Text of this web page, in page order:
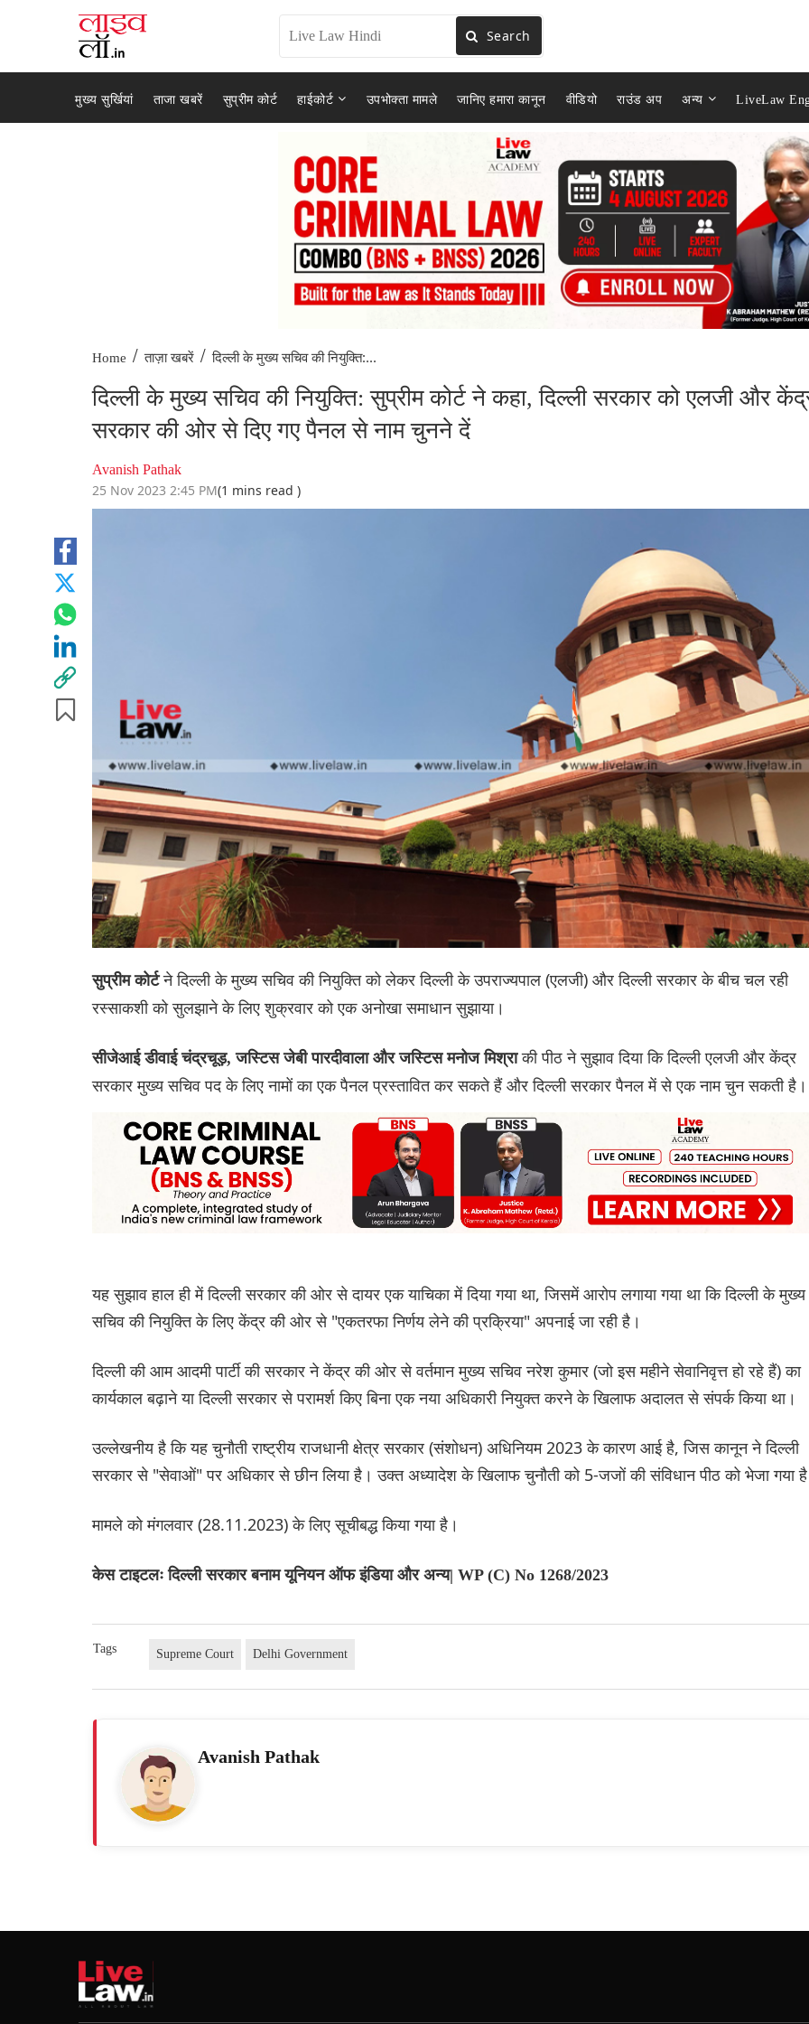
Search
मुख्य सुर्खियां ताजा खबरें सुप्रीम कोर्ट हाईकोर्ट उपभोक्ता मामले जानिए हमारा कानून वीडियो राउंड अप अन्य LiveLaw
Home / ताज़ा खबरें / दिल्ली के मुख्य सचिव की नियुक्ति:...
दिल्ली के मुख्य सचिव की नियुक्ति: सुप्रीम कोर्ट ने कहा, दिल्ली सरकार को एलजी और
सरकार की ओर से दिए गए पैनल से नाम चुनने दें
Avanish Pathak
25 Nov 2023 2:45 PM(1 mins read )
सुप्रीम कोर्टने दिल्ली के मुख्य सचिव की नियुक्ति को लेकर दिल्ली के उपराज्यपाल (एलजी) और दिल्ली सरकार के बीच चल रही
रस्साकशी को सुलझाने के लिए शुक्रवार को एक अनोखा समाधान सुझाया।
सीजेआई डीवाई चंद्रचूड़, जस्टिस जेबी पारदीवाला और जस्टिस मनोज मिश्राकी पीठ ने सुझाव दिया कि दिल्ली एलजी और केंद्र
सरकार मुख्य सचिव पद के लिए नामों का एक पैनल प्रस्तावित कर सकते हैं और दिल्ली सरकार पैनल में से एक नाम चुन सकती है।
यह सुझाव हाल ही में दिल्ली सरकार की ओर से दायर एक याचिका में दिया गया था, जिसमें आरोप लगाया गया था कि दिल्ली के मुख्य
सचिव की नियुक्ति के लिए केंद्र की ओर से "एकतरफा निर्णय लेने की प्रक्रिया" अपनाई जा रही है।
दिल्ली की आम आदमी पार्टी की सरकार ने केंद्र की ओर से वर्तमान मुख्य सचिव नरेश कुमार (जो इस महीने सेवानिवृत्त हो रहे हैं) का
कार्यकाल बढ़ाने या दिल्ली सरकार से परामर्श किए बिना एक नया अधिकारी नियुक्त करने के खिलाफ अदालत से संपर्क किया था।
उल्लेखनीय है कि यह चुनौती राष्ट्रीय राजधानी क्षेत्र सरकार (संशोधन) अधिनियम 2023 के कारण आई है, जिस कानून ने दिल्ली
सरकार से "सेवाओं" पर अधिकार से छीन लिया है। उक्त अध्यादेश के खिलाफ चुनौती को 5-जजों की संविधान पीठ को भेजा गया
मामले को मंगलवार (28.11.2023) के लिए सूचीबद्ध किया गया है।
केस टाइटलः दिल्ली सरकार बनाम यूनियन ऑफ इंडिया और अन्य| WP (C) No 1268/2023
Tags Supreme Court Delhi Government
Avanish Pathak